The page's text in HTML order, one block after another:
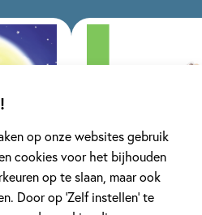
op onze websites gebruik
cookies voor het bijhouden
op te slaan, maar ook
Door op ‘Zelf instellen’ te